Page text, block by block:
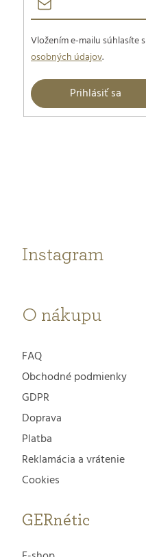
Vložením e-mailu súhlasíte s
osobných údajov.
Prihlásiť sa
Instagram
O nákupu
FAQ
Obchodné podmienky
GDPR
Doprava
Platba
Reklamácia a vrátenie
Cookies
GERnétic